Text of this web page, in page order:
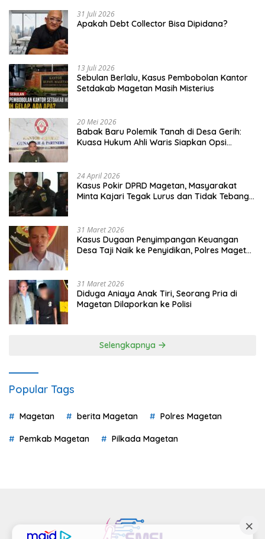
31 Juli 2026
Apakah Debt Collector Bisa Dipidana?
13 Juli 2026
Sebulan Berlalu, Kasus Pembobolan Kantor
Setdakab Magetan Masih Misterius
20 Mei 2026
Babak Baru Polemik Tanah di Desa Gerih:
Kuasa Hukum Ahli Waris Siapkan Opsi
24 April 2026
Kasus Pokir DPRD Magetan, Masyarakat
Minta Kajari Tegak Lurus dan Tidak Tebang
31 Maret 2026
Kasus Dugaan Penyimpangan Keuangan
Desa Taji Naik ke Penyidikan, Polres Magetan
31 Maret 2026
Diduga Aniaya Anak Tiri, Seorang Pria di
Magetan Dilaporkan ke Polisi
Selengkapnya
Popular Tags
Magetan berita Magetan Polres Magetan
Pemkab Magetan Pilkada Magetan